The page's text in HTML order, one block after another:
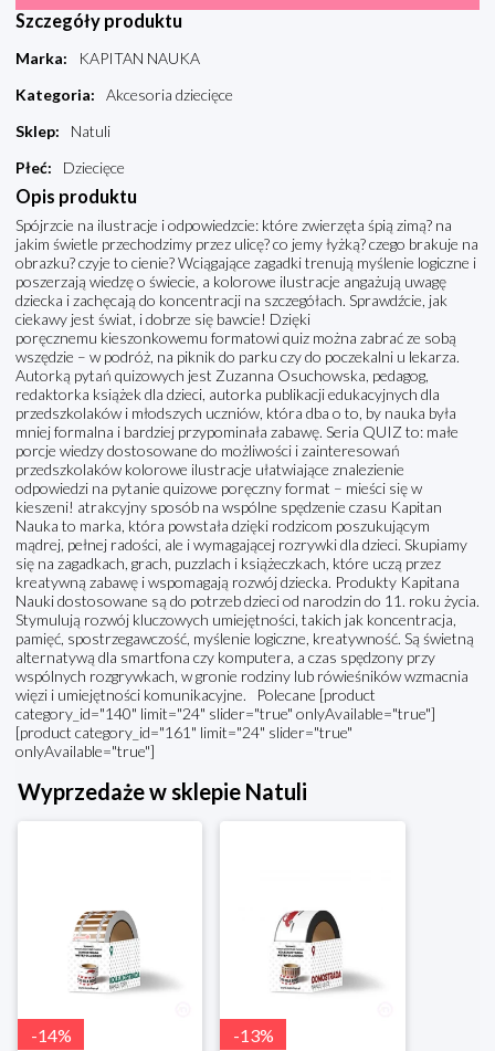
Szczegóły produktu
Marka:
KAPITAN NAUKA
Kategoria:
Akcesoria dziecięce
Sklep:
Natuli
Płeć: Dziecięce
Opis produktu
Spójrzcie na ilustracje i odpowiedzcie: które zwierzęta śpią zimą? na
jakim świetle przechodzimy przez ulicę? co jemy łyżką? czego brakuje na
obrazku? czyje to cienie? Wciągające zagadki trenują myślenie logiczne i
poszerzają wiedzę o świecie, a kolorowe ilustracje angażują uwagę
dziecka i zachęcają do koncentracji na szczegółach. Sprawdźcie, jak
ciekawy jest świat, i dobrze się bawcie! Dzięki
poręcznemu kieszonkowemu formatowi quiz można zabrać ze sobą
wszędzie – w podróż, na piknik do parku czy do poczekalni u lekarza.
Autorką pytań quizowych jest Zuzanna Osuchowska, pedagog,
redaktorka książek dla dzieci, autorka publikacji edukacyjnych dla
przedszkolaków i młodszych uczniów, która dba o to, by nauka była
mniej formalna i bardziej przypominała zabawę. Seria QUIZ to: małe
porcje wiedzy dostosowane do możliwości i zainteresowań
przedszkolaków kolorowe ilustracje ułatwiające znalezienie
odpowiedzi na pytanie quizowe poręczny format – mieści się w
kieszeni! atrakcyjny sposób na wspólne spędzenie czasu Kapitan
Nauka to marka, która powstała dzięki rodzicom poszukującym
mądrej, pełnej radości, ale i wymagającej rozrywki dla dzieci. Skupiamy
się na zagadkach, grach, puzzlach i książeczkach, które uczą przez
kreatywną zabawę i wspomagają rozwój dziecka. Produkty Kapitana
Nauki dostosowane są do potrzeb dzieci od narodzin do 11. roku życia.
Stymulują rozwój kluczowych umiejętności, takich jak koncentracja,
pamięć, spostrzegawczość, myślenie logiczne, kreatywność. Są świetną
alternatywą dla smartfona czy komputera, a czas spędzony przy
wspólnych rozgrywkach, w gronie rodziny lub rówieśników wzmacnia
więzi i umiejętności komunikacyjne. Polecane [product
category_id="140" limit="24" slider="true" onlyAvailable="true"]
[product category_id="161" limit="24" slider="true"
onlyAvailable="true"]
Wyprzedaże w sklepie Natuli
-14% -13%